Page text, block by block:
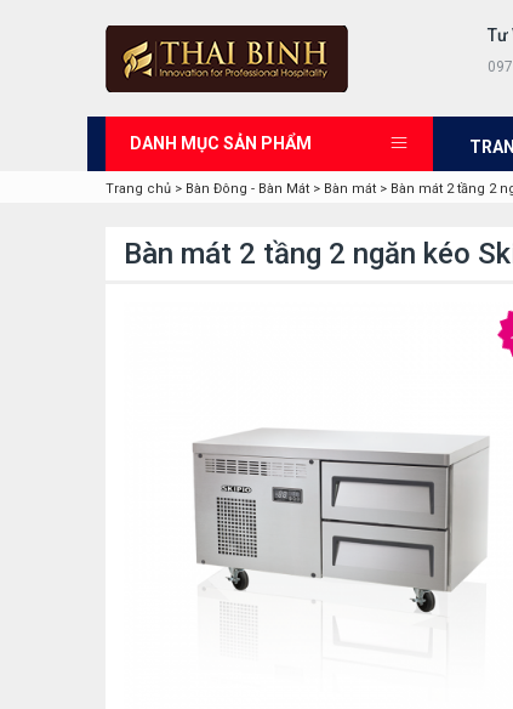
Tư
DANH MỤC SẢN PHẨM
Trang chủ > Bàn Đông - Bàn Mát > Bàn mát > Bàn mát 2 tầng 2
Bàn mát 2 tầng 2 ngăn kéo